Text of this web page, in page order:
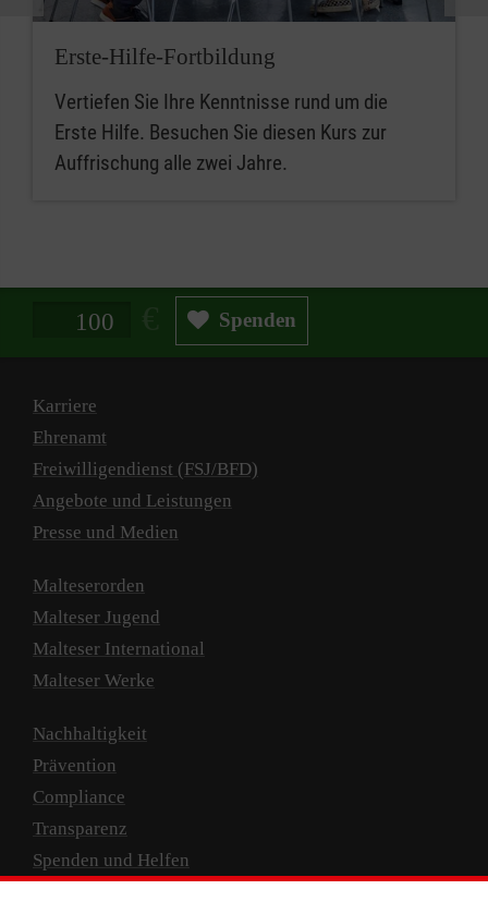
Erste-Hilfe-Fortbildung
Vertiefen Sie Ihre Kenntnisse rund um die
Erste Hilfe. Besuchen Sie diesen Kurs zur
Auffrischung alle zwei Jahre.
Spendenbetrag in Euro Spenden
Karriere
Ehrenamt
Freiwilligendienst (FSJ/BFD)
Angebote und Leistungen
Presse und Medien
Malteserorden
Malteser Jugend
Malteser International
Malteser Werke
Nachhaltigkeit
Prävention
Compliance
Transparenz
Spenden und Helfen